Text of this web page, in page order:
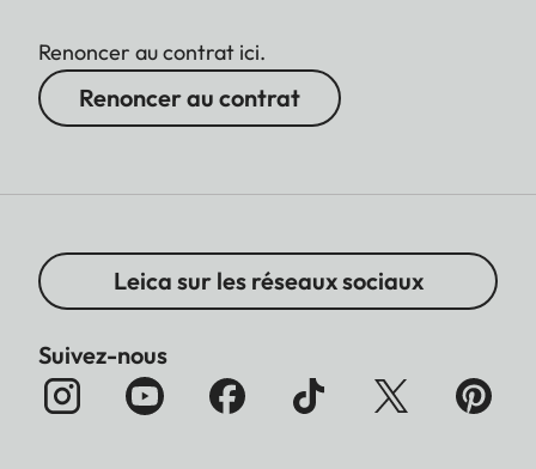
Renoncer au contrat ici.
Renoncer au contrat
Leica sur les réseaux sociaux
Suivez-nous